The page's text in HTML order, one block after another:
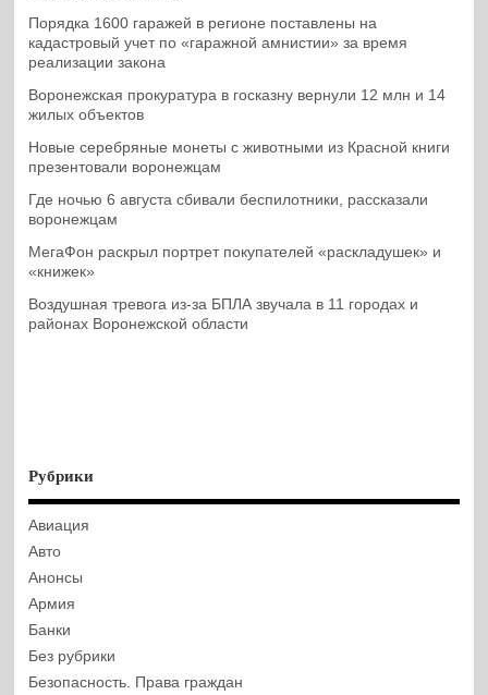
Порядка 1600 гаражей в регионе поставлены на
кадастровый учет по «гаражной амнистии» за время
реализации закона
Воронежская прокуратура в госказну вернули 12 млн и 14
жилых объектов
Новые серебряные монеты с животными из Красной книги
презентовали воронежцам
Где ночью 6 августа сбивали беспилотники, рассказали
воронежцам
МегаФон раскрыл портрет покупателей «раскладушек» и
«книжек»
Воздушная тревога из-за БПЛА звучала в 11 городах и
районах Воронежской области
Рубрики
Авиация
Авто
Анонсы
Армия
Банки
Без рубрики
Безопасность. Права граждан